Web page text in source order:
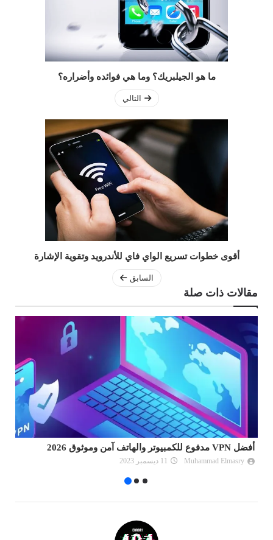
ما هو الجيلبريك؟ وما هي فوائده وأضراره؟
التالي
أقوى خطوات تسريع الواي فاي للأندرويد وتقوية الإشارة
السابق
مقالات ذات صلة
أفضل VPN مدفوع للكمبيوتر والهاتف آمن وموثوق 2026
Muhammad Elmasry 11 ديسمبر 2023